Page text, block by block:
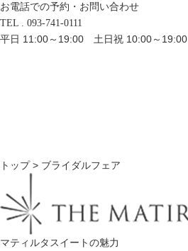
お電話での予約・お問い合わせ
TEL . 093-741-0111
平日 11:00～19:00 土日祝 10:00～19:00
トップ> ブライダルフェア
マティルタスイートの魅力